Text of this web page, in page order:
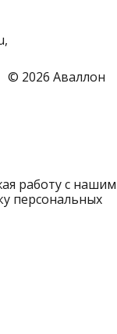
© 2026 Аваллон
работу с нашим
персональных